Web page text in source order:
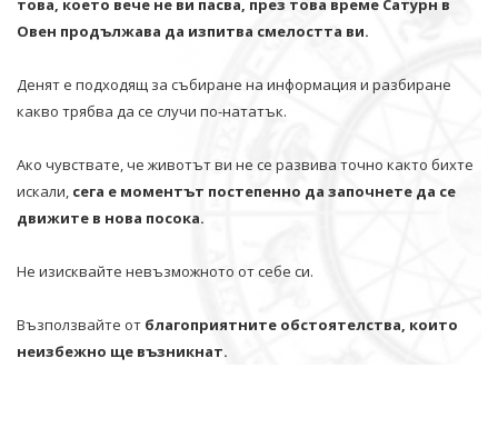
това, което вече не ви пасва, през това време Сатурн в
Овен продължава да изпитва смелостта ви.
Денят е подходящ за събиране на информация и разбиране
какво трябва да се случи по-нататък.
Ако чувствате, че животът ви не се развива точно както бихте
искали, сега е моментът постепенно да започнете да се
движите в нова посока.
Не изисквайте невъзможното от себе си.
Възползвайте от благоприятните обстоятелства, които
неизбежно ще възникнат.